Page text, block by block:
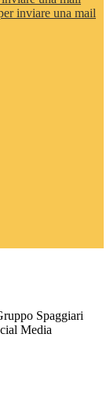
inviare una mail
Spaggiari
Media